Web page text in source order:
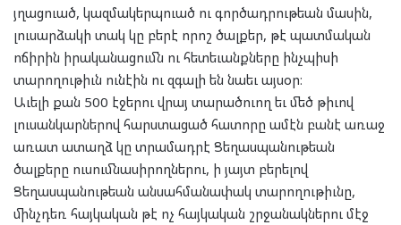
յղացուած, կազմակերպուած ու գործադրութեան մասին,
լուսարձակի տակ կը բերէ որոշ ծալքեր, թէ պատմական
ոճիրին իրականացումն ու հետեւանքները ինչպիսի
տարողութիւն ունէին ու զգալի են նաեւ այսօր։
Աւելի քան 500 էջերու վրայ տարածուող եւ մեծ թիւով
լուսանկարներով հարստացած հատորը ամէն բանէ առաջ
առատ ատաղձ կը տրամադրէ Ցեղասպանութեան
ծալքերը ուսումնասիրողներու, ի յայտ բերելով
Ցեղասպանութեան անսահմանափակ տարողութիւնը,
մինչդեռ հայկական թէ ոչ հայկական շրջանակներու մէջ